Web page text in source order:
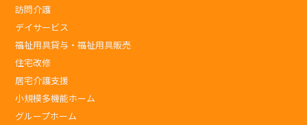
訪問介護
デイサービス
福祉用具貸与・福祉用具販売
住宅改修
居宅介護支援
小規模多機能ホーム
グループホーム